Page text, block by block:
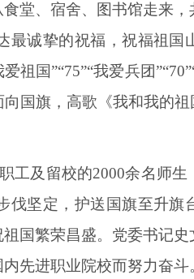
堂、宿舍、图书馆走来
诚挚的祝福，祝福祖国
祖国”“75”“我爱兵团
国旗，高歌《我和我的祖
工及留校的2000余名师
伐坚定，护送国旗至升旗
国繁荣昌盛。党委书记
先进职业院校而努力奋